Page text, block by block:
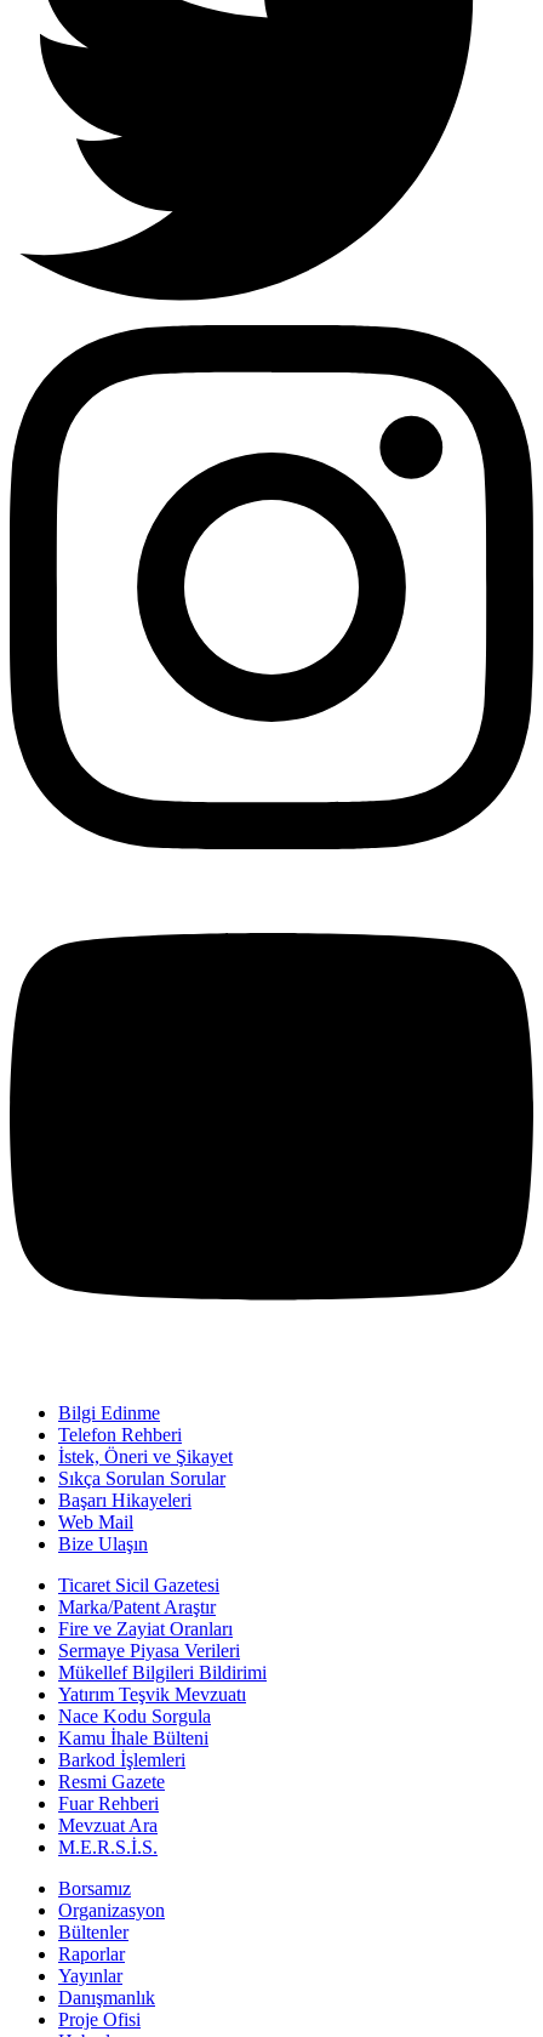
Bilgi Edinme
Telefon Rehberi
İstek, Öneri ve Şikayet
Sıkça Sorulan Sorular
Başarı Hikayeleri
Web Mail
Bize Ulaşın
Ticaret Sicil Gazetesi
Marka/Patent Araştır
Fire ve Zayiat Oranları
Sermaye Piyasa Verileri
Mükellef Bilgileri Bildirimi
Yatırım Teşvik Mevzuatı
Nace Kodu Sorgula
Kamu İhale Bülteni
Barkod İşlemleri
Resmi Gazete
Fuar Rehberi
Mevzuat Ara
M.E.R.S.İ.S.
Borsamız
Organizasyon
Bültenler
Raporlar
Yayınlar
Danışmanlık
Proje Ofisi